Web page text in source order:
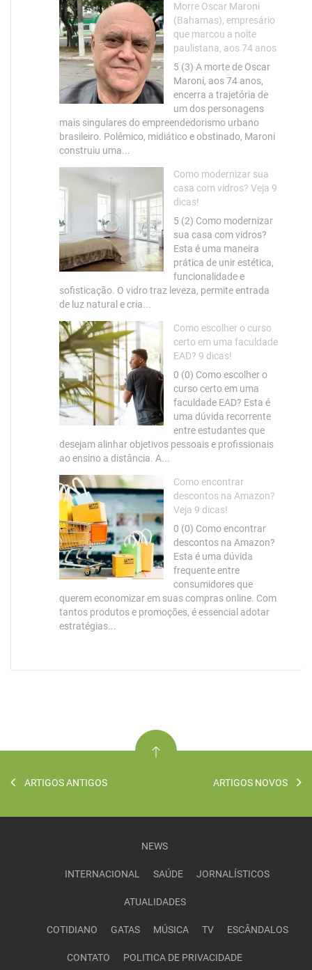
Morre Oscar Maroni
(Bahamas), empresário
que marcou a noite
paulistana, aos 74 anos
5 (3) A morte de Oscar
Maroni, aos 74 anos,
encerra a trajetória de
um dos personagens
mais singulares do empreendedorismo urbano
brasileiro. Polêmico, midiático e obstinado, Maroni
construiu uma...
Como modernizar sua
casa com vidros? Veja 9
dicas!
5 (2) Como modernizar
sua casa com vidros?
Esta é uma maneira
prática de unir estética,
funcionalidade e
sofisticação. O vidro traz leveza, permite entrada
de luz natural e cria...
Como escolher o curso
certo em uma faculdade
EAD? 9 dicas!
0 (0) Como escolher o
curso certo em uma
faculdade EAD? Esta é
uma dúvida recorrente
entre estudantes que
desejam alinhar objetivos pessoais e profissionais
ao ensino a distância. A...
Como encontrar
descontos na Amazon?
Veja 9 dicas!
0 (0) Como encontrar
descontos na Amazon?
Esta é uma dúvida
frequente entre
consumidores que
querem economizar em suas compras online. Com
tantos produtos e promoções, é essencial adotar
estratégias...
ARTIGOS ANTIGOS ARTIGOS NOVOS
NEWS
INTERNACIONAL SAÚDE JORNALÍSTICOS
ATUALIDADES
COTIDIANO GATAS MÚSICA TV ESCÂNDALOS
CONTATO POLITICA DE PRIVACIDADE